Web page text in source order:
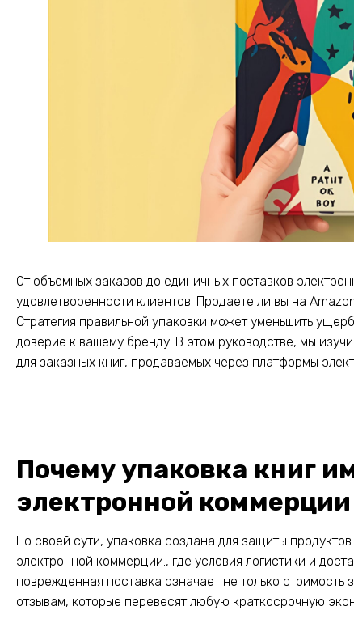
От объемных заказов до единичных поставков
удовлетворенности клиентов. Продаете ли вы на
Стратегия правильной упаковки может уменьшить
доверие к вашему бренду. В этом руководстве, мы
для заказных книг, продаваемых через платформы
Почему упаковка книг
электронной коммерции
По своей сути, упаковка создана для защиты
электронной коммерции., где условия логистики и
поврежденная поставка означает не только
отзывам, которые перевесят любую краткосрочную